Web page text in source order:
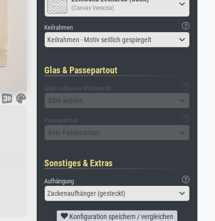
(Canvas Venezia)
Keilrahmen
Keilrahmen - Motiv seitlich gespiegelt
Glas & Passepartout
Glas (inklusive Rückwand)
Bitte wählen
Passepartout
Kein Passepartout
Sonstiges & Extras
Aufhängung
Zackenaufhänger (gesteckt)
Konfiguration speichern / vergleichen